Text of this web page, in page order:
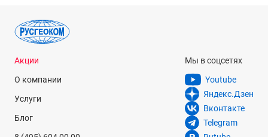
Акции
О компании
Услуги
Блог
Мы в соцсетях
Youtube
Яндекс.Дзен
Вконтакте
Telegram